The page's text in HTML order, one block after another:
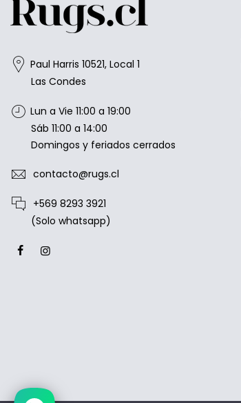
Paul Harris 10521, Local 1
Las Condes
Lun a Vie 11:00 a 19:00
Sáb 11:00 a 14:00
Domingos y feriados cerrados
contacto@rugs.cl
+569 8293 3921
(Solo whatsapp)